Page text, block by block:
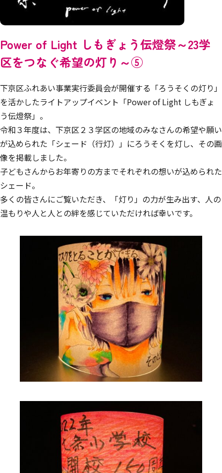
Power of Light しもぎょう伝燈祭～23学
区をつなぐ希望の灯り～⑤
下京区ふれあい事業実行委員会が開催する「ろうそくの灯り」
を活かしたライトアップイベント「Power of Light しもぎょ
う伝燈祭」。
令和３年度は、下京区２３学区の地域のみなさんの希望や願い
が込められた「シェード（行灯）」にろうそくを灯し、その画
像を掲載しました。
子どもさんからお年寄りの方までそれぞれの想いが込められた
シェード。
多くの皆さんにご覧いただき、「灯り」の力が生み出す、人の
温もりや人と人との絆を感じていただければ幸いです。